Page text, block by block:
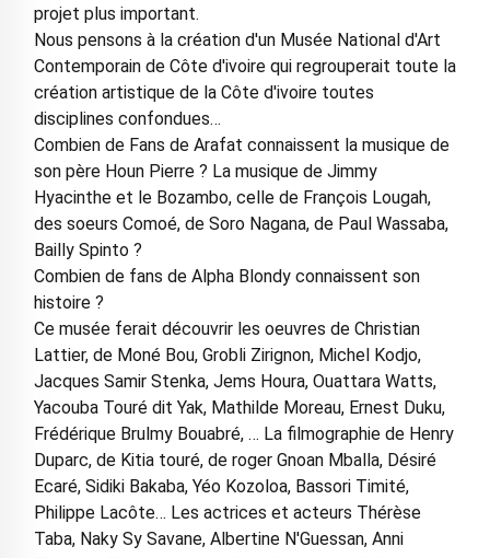
projet plus important.
Nous pensons à la création d'un Musée National d'Art
Contemporain de Côte d'ivoire qui regrouperait toute la
création artistique de la Côte d'ivoire toutes
disciplines confondues…
Combien de Fans de Arafat connaissent la musique de
son père Houn Pierre ? La musique de Jimmy
Hyacinthe et le Bozambo, celle de François Lougah,
des soeurs Comoé, de Soro Nagana, de Paul Wassaba,
Bailly Spinto ?
Combien de fans de Alpha Blondy connaissent son
histoire ?
Ce musée ferait découvrir les oeuvres de Christian
Lattier, de Moné Bou, Grobli Zirignon, Michel Kodjo,
Jacques Samir Stenka, Jems Houra, Ouattara Watts,
Yacouba Touré dit Yak, Mathilde Moreau, Ernest Duku,
Frédérique Brulmy Bouabré, … La filmographie de Henry
Duparc, de Kitia touré, de roger Gnoan Mballa, Désiré
Ecaré, Sidiki Bakaba, Yéo Kozoloa, Bassori Timité,
Philippe Lacôte… Les actrices et acteurs Thérèse
Taba, Naky Sy Savane, Albertine N'Guessan, Anni